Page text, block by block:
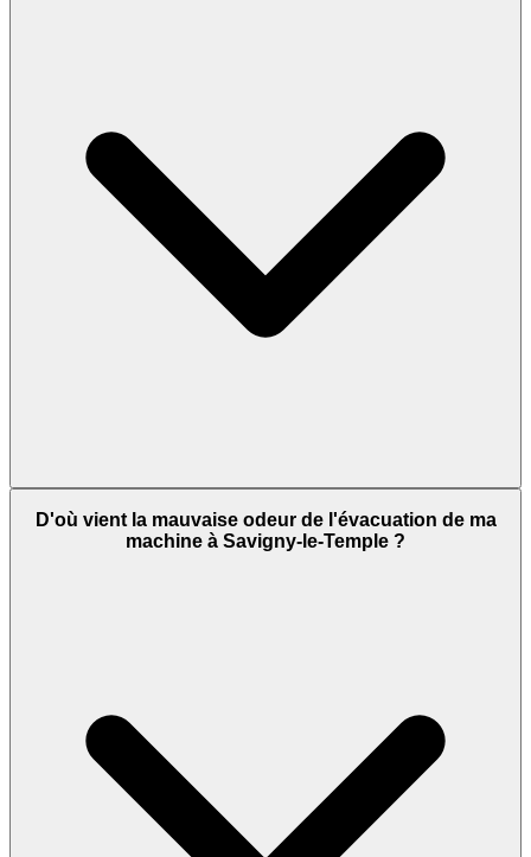
D'où vient la mauvaise odeur de l'évacuation de ma
machine à Savigny-le-Temple ?